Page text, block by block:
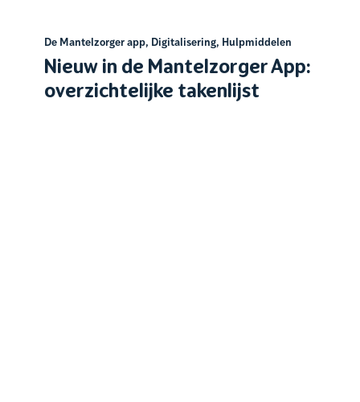
De Mantelzorger app, Digitalisering, Hulpmiddelen
Nieuw in de Mantelzorger App:
overzichtelijke takenlijst